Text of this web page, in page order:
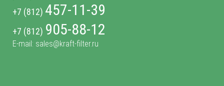
+7 (812) 457-11-39
+7 (812) 905-88-12
E-mail: sales@kraft-filter.ru